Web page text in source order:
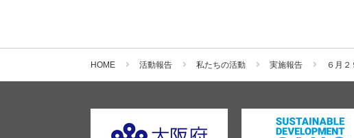
HOME 活動報告 私たちの活動 実施報告 ６月